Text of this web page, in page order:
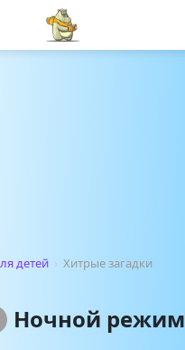
детей › Хитрые загадки
Ночной режим